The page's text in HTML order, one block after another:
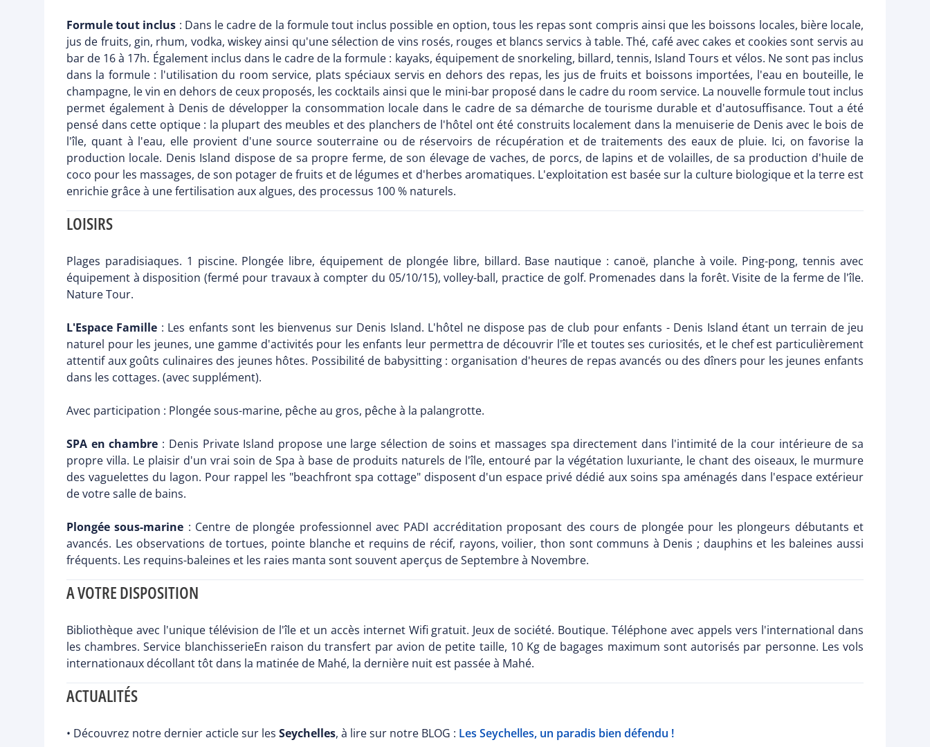
Formule tout inclus : Dans le cadre de la formule tout inclus possible en option, tous les repas sont compris ainsi que les boissons locales, bière locale,
jus de fruits, gin, rhum, vodka, wiskey ainsi qu'une sélection de vins rosés, rouges et blancs servics à table. Thé, café avec cakes et cookies sont servis au
bar de 16 à 17h. Également inclus dans le cadre de la formule : kayaks, équipement de snorkeling, billard, tennis, Island Tours et vélos. Ne sont pas inclus
dans la formule : l'utilisation du room service, plats spéciaux servis en dehors des repas, les jus de fruits et boissons importées, l'eau en bouteille, le
champagne, le vin en dehors de ceux proposés, les cocktails ainsi que le mini-bar proposé dans le cadre du room service. La nouvelle formule tout inclus
permet également à Denis de développer la consommation locale dans le cadre de sa démarche de tourisme durable et d'autosuffisance. Tout a été
pensé dans cette optique : la plupart des meubles et des planchers de l'hôtel ont été construits localement dans la menuiserie de Denis avec le bois de
l'île, quant à l'eau, elle provient d'une source souterraine ou de réservoirs de récupération et de traitements des eaux de pluie. Ici, on favorise la
production locale. Denis Island dispose de sa propre ferme, de son élevage de vaches, de porcs, de lapins et de volailles, de sa production d'huile de
coco pour les massages, de son potager de fruits et de légumes et d'herbes aromatiques. L'exploitation est basée sur la culture biologique et la terre est
enrichie grâce à une fertilisation aux algues, des processus 100 % naturels.
LOISIRS
Plages paradisiaques. 1 piscine. Plongée libre, équipement de plongée libre, billard. Base nautique : canoë, planche à voile. Ping-pong, tennis avec
équipement à disposition (fermé pour travaux à compter du 05/10/15), volley-ball, practice de golf. Promenades dans la forêt. Visite de la ferme de l'île.
Nature Tour.
L'Espace Famille : Les enfants sont les bienvenus sur Denis Island. L'hôtel ne dispose pas de club pour enfants - Denis Island étant un terrain de jeu
naturel pour les jeunes, une gamme d'activités pour les enfants leur permettra de découvrir l'île et toutes ses curiosités, et le chef est particulièrement
attentif aux goûts culinaires des jeunes hôtes. Possibilité de babysitting : organisation d'heures de repas avancés ou des dîners pour les jeunes enfants
dans les cottages. (avec supplément).
Avec participation : Plongée sous-marine, pêche au gros, pêche à la palangrotte.
SPA en chambre : Denis Private Island propose une large sélection de soins et massages spa directement dans l'intimité de la cour intérieure de sa
propre villa. Le plaisir d'un vrai soin de Spa à base de produits naturels de l'île, entouré par la végétation luxuriante, le chant des oiseaux, le murmure
des vaguelettes du lagon. Pour rappel les "beachfront spa cottage" disposent d'un espace privé dédié aux soins spa aménagés dans l'espace extérieur
de votre salle de bains.
Plongée sous-marine : Centre de plongée professionnel avec PADI accréditation proposant des cours de plongée pour les plongeurs débutants et
avancés. Les observations de tortues, pointe blanche et requins de récif, rayons, voilier, thon sont communs à Denis ; dauphins et les baleines aussi
fréquents. Les requins-baleines et les raies manta sont souvent aperçus de Septembre à Novembre.
A VOTRE DISPOSITION
Bibliothèque avec l'unique télévision de l'île et un accès internet Wifi gratuit. Jeux de société. Boutique. Téléphone avec appels vers l'international dans
les chambres. Service blanchisserieEn raison du transfert par avion de petite taille, 10 Kg de bagages maximum sont autorisés par personne. Les vols
internationaux décollant tôt dans la matinée de Mahé, la dernière nuit est passée à Mahé.
ACTUALITÉS
• Découvrez notre dernier acticle sur les Seychelles, à lire sur notre BLOG : Les Seychelles, un paradis bien défendu !